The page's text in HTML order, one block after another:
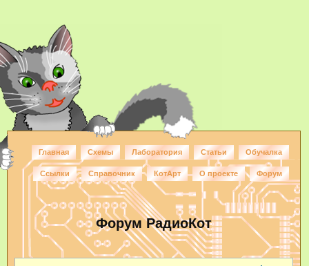
Главная Схемы Лаборатория Статьи Обучалка
Ссылки Справочник КотАрт О проекте Форум
Форум РадиоКот